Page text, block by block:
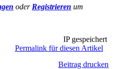
oder Registrieren um
IP gespeichert
Permalink für diesen Artikel
Beitrag drucken